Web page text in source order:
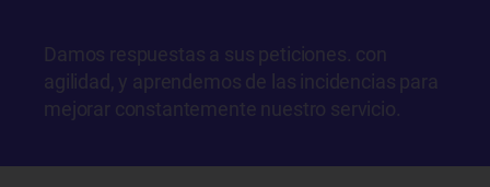
Damos respuestas a sus peticiones. con
agilidad, y aprendemos de las incidencias para
mejorar constantemente nuestro servicio.